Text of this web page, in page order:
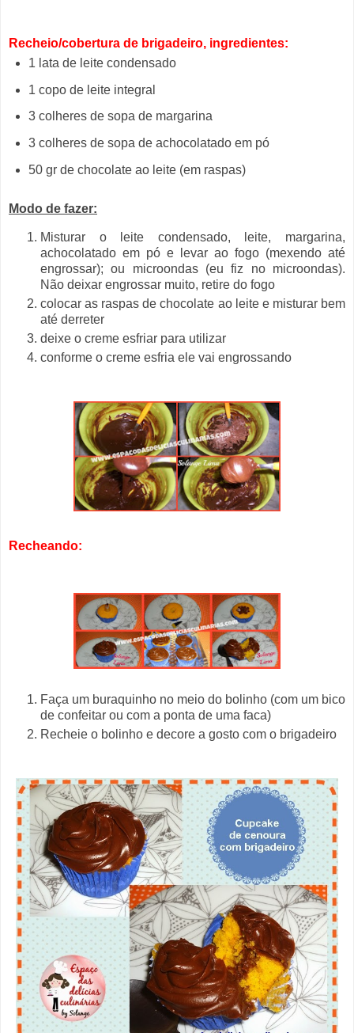
Recheio/cobertura de brigadeiro, ingredientes:
1 lata de leite condensado
1 copo de leite integral
3 colheres de sopa de margarina
3 colheres de sopa de achocolatado em pó
50 gr de chocolate ao leite (em raspas)
Modo de fazer:
Misturar o leite condensado, leite, margarina,
achocolatado em pó e levar ao fogo (mexendo até
engrossar); ou microondas (eu fiz no microondas).
Não deixar engrossar muito, retire do fogo
colocar as raspas de chocolate ao leite e misturar bem
até derreter
deixe o creme esfriar para utilizar
conforme o creme esfria ele vai engrossando
Recheando:
Faça um buraquinho no meio do bolinho (com um bico
de confeitar ou com a ponta de uma faca)
Recheie o bolinho e decore a gosto com o brigadeiro